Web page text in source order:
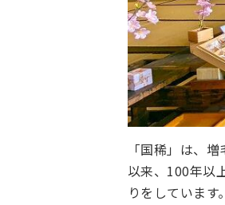
「国稀」は、
以来、100年以
りをしていま